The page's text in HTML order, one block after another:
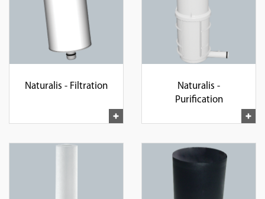
Naturalis - Filtration
Naturalis -
Purification